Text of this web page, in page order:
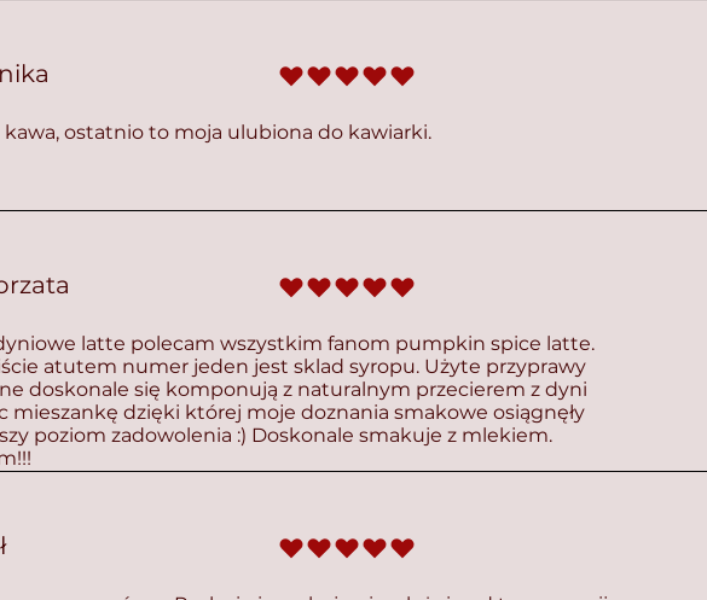
średnia ocena to 5 na 5
kawa, ostatnio to moja ulubiona do kawiarki.
średnia ocena to 5 na 5
latte polecam wszystkim fanom pumpkin spice latte.
atutem numer jeden jest sklad syropu. Użyte przyprawy
doskonale się komponują z naturalnym przecierem z dyni
mieszankę dzięki której moje doznania smakowe osiągnęły
poziom zadowolenia :) Doskonale smakuje z mlekiem.
średnia ocena to 5 na 5